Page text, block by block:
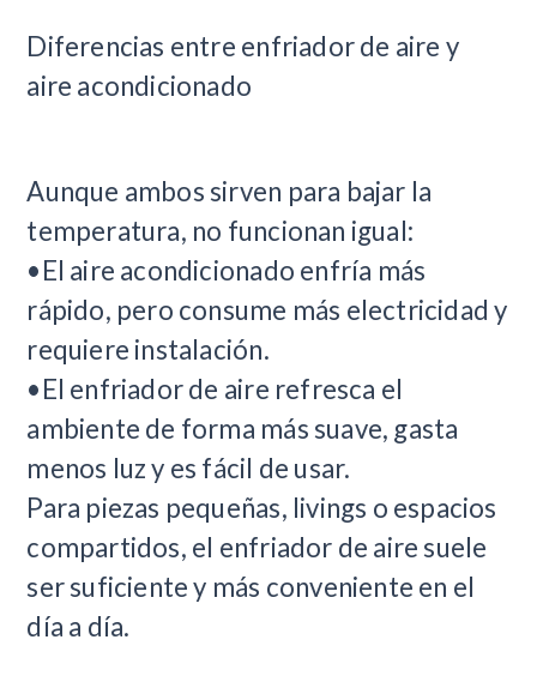
Diferencias entre enfriador de aire y
aire acondicionado
Aunque ambos sirven para bajar la
temperatura, no funcionan igual:
•El aire acondicionado enfría más
rápido, pero consume más electricidad y
requiere instalación.
•El enfriador de aire refresca el
ambiente de forma más suave, gasta
menos luz y es fácil de usar.
Para piezas pequeñas, livings o espacios
compartidos, el enfriador de aire suele
ser suficiente y más conveniente en el
día a día.